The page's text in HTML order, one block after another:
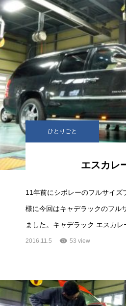
ひとりごと
エスカレ
11年前にシボレーのフルサイズ
様に今回はキャデラックのフル
ました。キャデラック エスカレ
2016.11.5 53 view